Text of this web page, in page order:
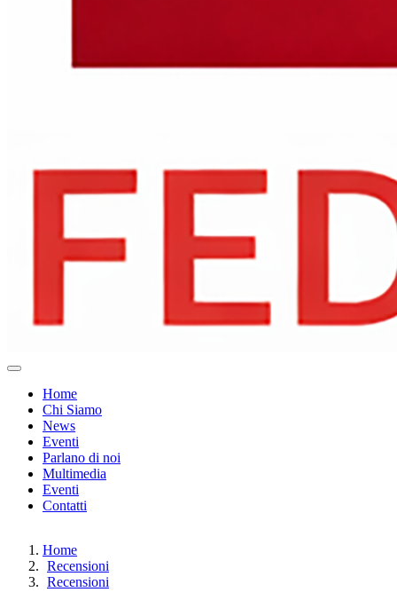
Home
Chi Siamo
News
Eventi
Parlano di noi
Multimedia
Eventi
Contatti
Home
Recensioni
Recensioni